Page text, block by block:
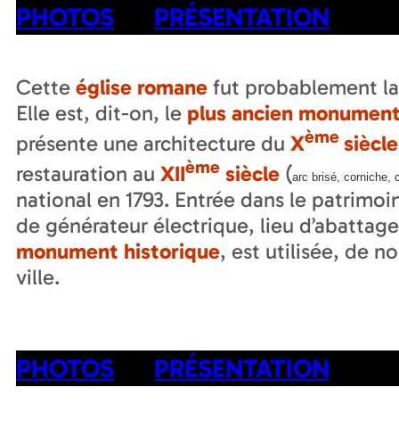
PHOTOS PRÉSENTATION
Cette église romane fut probablement
Elle est, dit-on, le plus ancien
présente une architecture du Xème siècle
restauration au XIIème siècle (arc brisé, corniche,
national en 1793. Entrée dans le
de générateur électrique, lieu
monument historique, est utilisée, de
ville.
PHOTOS PRÉSENTATION